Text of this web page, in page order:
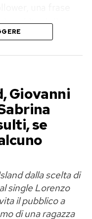
spirito delle sue
la
da anni una
showgirl.
sulla barca
bianche e blu,
circondata da
al largo.
Giovanni
se
dalla scelta di
single Lorenzo
il pubblico a
di una ragazza